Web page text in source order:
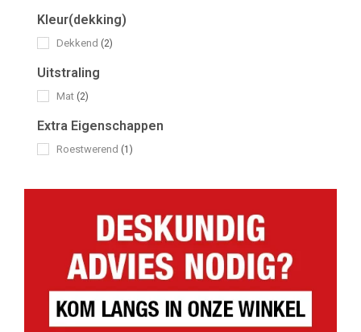
Kleur(dekking)
Dekkend (2)
Uitstraling
Mat (2)
Extra Eigenschappen
Roestwerend (1)